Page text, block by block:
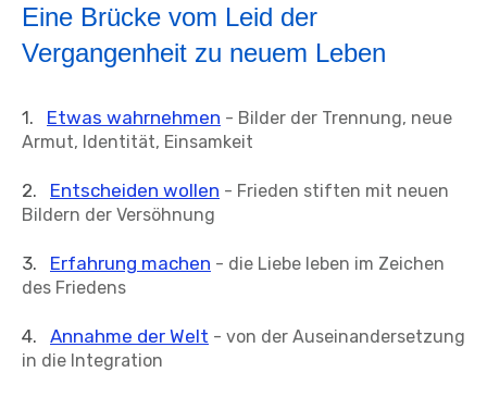
Eine Brücke vom Leid der
Vergangenheit zu neuem Leben
1 . Etwas wahrnehmen - Bilder der Trennung, neue
Armut, Identität, Einsamkeit
2. Entscheiden wollen - Frieden stiften mit neuen
Bildern der Versöhnung
3. Erfahrung machen - die Liebe leben im Zeichen
des Friedens
4. Annahme der Welt - von der Auseinandersetzung
in die Integration